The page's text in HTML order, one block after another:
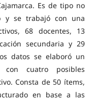
Es de tipo no
y se trabajó con una
68 docentes, 13
secundaria y 29
datos se elaboró un
con cuatro posibles
Consta de 50 ítems,
en base a las